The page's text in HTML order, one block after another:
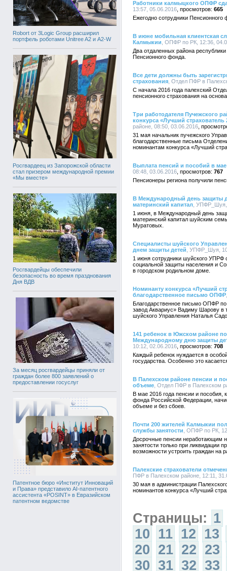
Robort от 3Logic Group расширил
портфель роботами Unitree A2 и A2-W
Росгвардеец из Запорожской области
стал призером международной премии
«Мы вместе»
Росгвардейцы обеспечили
безопасность во время празднования
Дня ВДВ
За месяц росгвардейцы приняли от
граждан более 800 заявлений о
предоставлении госуслуг
Патентное бюро «Институт Инноваций
и Права» представило AI-патентного
ассистента «POSINT» в Евразийском
патентном ведомстве
Работники калмыцкого ОПФР
13:57, 05.06.2016
665
Ежегодно сотрудники Пенсионного
В июне мобильная клиентская
Калмыкии , ОПФР по РК, 12:36,
Два отдаленных района
Пенсионного фонда.
Все дети должны быть
страхования , Отдел ПФР в
С начала 2016 года палехский
пенсионного страхования на
Три работодателя Пучежского
конкурса «Лучший страхователь
районе, 08:50, 03.06.2016
31 мая начальник пучежского
благодарственные письма
номинантам конкурса «Лучший
Выплата пенсий и пособий в
08:48, 03.06.2016
767
Пенсионеры региона получили
В Международный день защиты
материнский капитал ,
1 июня, в Международный день
материнский капитал шуйским
Муратовых.
Специалисты шуйского
днем защиты детей , УПФР_Шуя,
1 июня сотрудники шуйского
социальной защиты населения и
в городском родильном доме.
Номинанту конкурса «Лучший
благодарственное письмо ОПФР
Благодарственное письмо ОПФР
завод Аквариус» Вадиму Шарову в
шуйского Управления Наталья
141 ребенок в Южском районе
Международному дню защиты
10:12, 02.06.2016
708
Каждый ребенок нуждается в
государства. Особенно это
В Палехском районе пенсии и
объеме , Отдел ПФР в Палехском
В мае 2016 года пенсии и пособия,
фонда Российской Федерации,
объеме и без сбоев.
Почти 200 жителей Калмыкии
службы занятости , ОПФР по РК,
Досрочные пенсии неработающим
занятости только при ликвидации
возможности устроить граждан на
Палехские страхователи
ПФР в Палехском районе, 12:11,
30 мая в администрации
номинантов конкурса «Лучший
Страницы: 1
10 11 12 13
20 21 22 23
30 31 32 33